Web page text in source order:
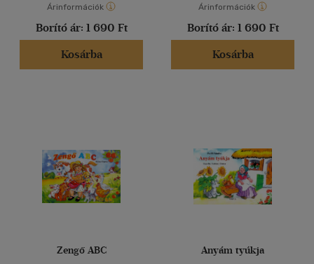
Árinformációk
Borító ár: 1 690 Ft
Kosárba
Árinformációk
Borító ár: 1 690 Ft
Kosárba
Zengő ABC Anyám tyúkja